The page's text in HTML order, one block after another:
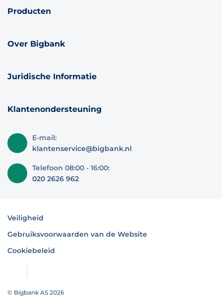
Producten
Over Bigbank
Juridische Informatie
Klantenondersteuning
E-mail:
klantenservice@bigbank.nl
Telefoon 08:00 - 16:00:
020 2626 962
Veiligheid
Gebruiksvoorwaarden van de Website
Cookiebeleid
© Bigbank AS 2026